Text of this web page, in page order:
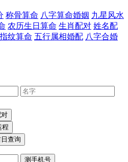
称骨算命 八字算命婚姻 九星风水
农历生日算命 生肖配对 姓名配
指纹算命 五行属相婚配 八字合婚